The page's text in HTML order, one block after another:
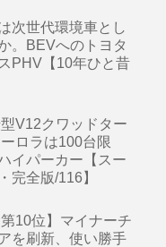
次世代環境車とし
。BEVへのトヨタ
PHV【10年ひと昔
V12クワッドター
ロラは100台限
イパーカー【スー
完全版/116】
10位】マイナーチ
を刷新、使い勝手